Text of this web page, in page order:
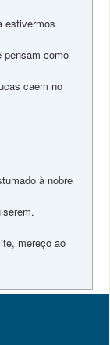
estivermos
pensam como
caem no
à nobre
mereço ao